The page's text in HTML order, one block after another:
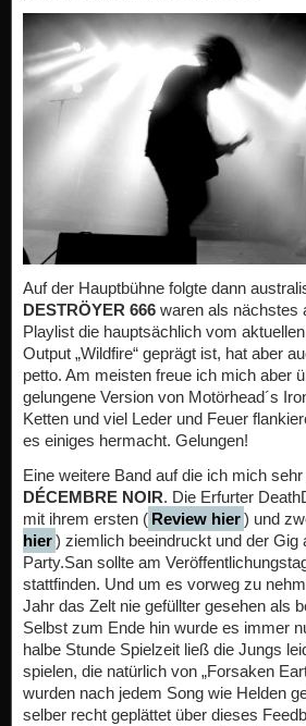
Auf der Hauptbühne folgte dann
DESTRÖYER 666 waren als nächstes
Playlist die hauptsächlich vom
Output „Wildfire“ geprägt ist, hat aber
petto. Am meisten freue ich mich aber
gelungene Version von Motörhead´s
Ketten und viel Leder und Feuer
es einiges hermacht. Gelungen!
Eine weitere Band auf die ich mich
DÉCEMBRE NOIR. Die Erfurter
mit ihrem ersten ( Review hier) und
hier) ziemlich beeindruckt und der Gig
Party.San sollte am
stattfinden. Und um es vorweg zu
Jahr das Zelt nie gefüllter gesehen als
Selbst zum Ende hin wurde es immer
halbe Stunde Spielzeit ließ die Jungs
spielen, die natürlich von „Forsaken
wurden nach jedem Song wie Helden
selber recht geplättet über dieses